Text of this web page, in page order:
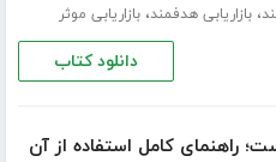
،بازاریابی هدفمند،بازاریابی موثر
دانلود کتاب
راهنمای کامل استفاده از آن